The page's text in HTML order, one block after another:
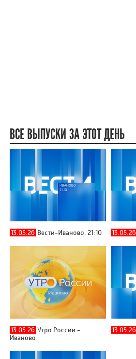
ВСЕ ВЫПУСКИ ЗА ЭТОТ ДЕНЬ
13.05.26 Вести-Иваново. 21:10 13.05.26
13.05.26 Утро России -
Иваново
13.05.26